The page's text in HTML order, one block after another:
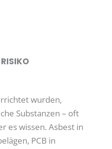
wurden,
Substanzen – oft
es wissen. Asbest in
PCB in